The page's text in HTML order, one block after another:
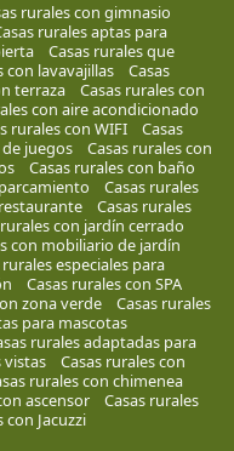
rurales con gimnasio
rurales aptas para
Casas rurales que
con lavavajillas
Casas
terraza
Casas rurales con
con aire acondicionado
rurales con WIFI
Casas
de juegos
Casas rurales con
Casas rurales con baño
Casas rurales
Casas rurales
con jardín cerrado
con mobiliario de jardín
rurales especiales para
Casas rurales con SPA
zona verde
Casas rurales
para mascotas
rurales adaptadas para
vistas
Casas rurales con
rurales con chimenea
ascensor
Casas rurales
con Jacuzzi